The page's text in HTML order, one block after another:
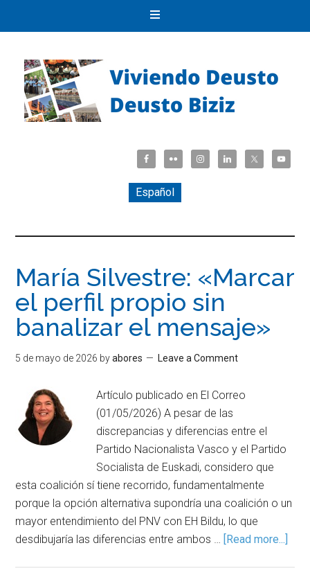
Español
María Silvestre: «Marcar
el perfil propio sin
banalizar el mensaje»
5 de mayo de 2026 byabores Leave a Comment
Artículo publicado en El Correo
(01/05/2026) A pesar de las
discrepancias y diferencias entre el
Partido Nacionalista Vasco y el Partido
Socialista de Euskadi, considero que
esta coalición sí tiene recorrido, fundamentalmente
porque la opción alternativa supondría una coalición o un
mayor entendimiento del PNV con EH Bildu, lo que
desdibujaría las diferencias entre ambos … [Read more...]